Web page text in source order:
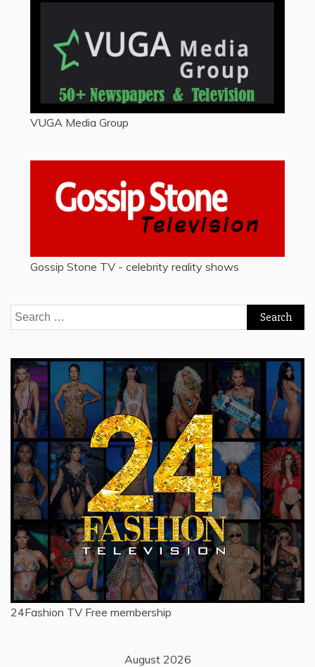
VUGA Media Group
Gossip Stone TV - celebrity reality shows
Search
for:
24Fashion TV Free membership
August 2026